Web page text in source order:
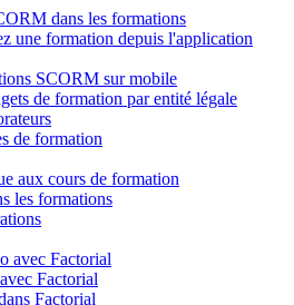
dans les formations
une formation depuis l'application
SCORM sur mobile
de formation par entité légale
de formation
aux cours de formation
les formations
avec Factorial
Factorial
Factorial